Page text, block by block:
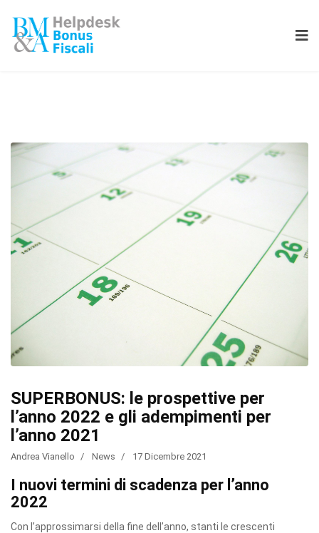
SUPERBONUS: le prospettive per
l’anno 2022 e gli adempimenti per
l’anno 2021
Andrea Vianello News 17 Dicembre 2021
I nuovi termini di scadenza per l’anno
2022
Con l’approssimarsi della fine dell’anno, stanti le crescenti